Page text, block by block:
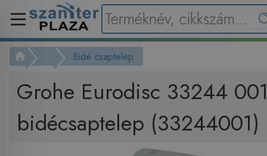
... Bidé csaptelep
Grohe Eurodisc 33244
bidécsaptelep (33244001)